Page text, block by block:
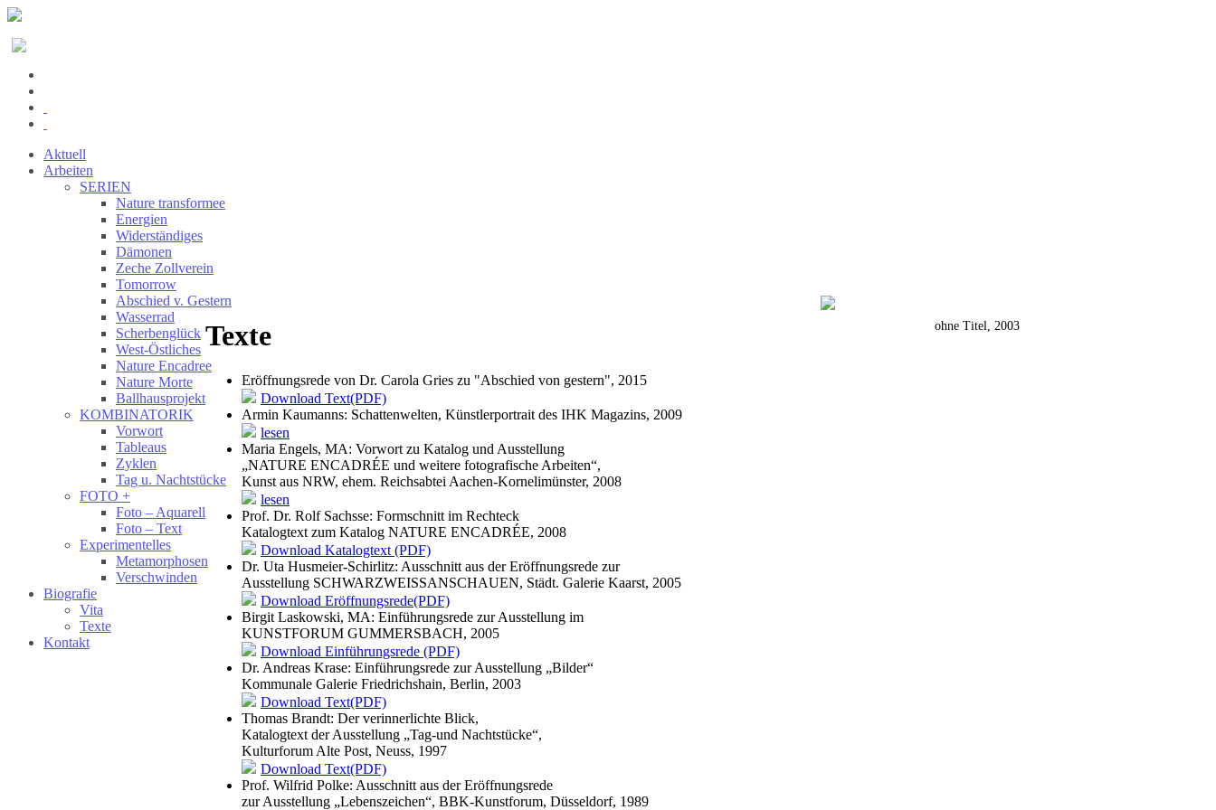
ohne Titel, 2003
Texte
Eröffnungsrede von Dr. Carola Gries zu "Abschied von gestern", 2015
Download Text(PDF)
Armin Kaumanns: Schattenwelten, Künstlerportrait des IHK Magazins, 2009
lesen
Maria Engels, MA: Vorwort zu Katalog und Ausstellung
„NATURE ENCADRÉE und weitere fotografische Arbeiten“,
Kunst aus NRW, ehem. Reichsabtei Aachen-Kornelimünster, 2008
lesen
Prof. Dr. Rolf Sachsse: Formschnitt im Rechteck
Katalogtext zum Katalog NATURE ENCADRÉE, 2008
Download Katalogtext (PDF)
Dr. Uta Husmeier-Schirlitz: Ausschnitt aus der Eröffnungsrede zur
Ausstellung SCHWARZWEISSANSCHAUEN, Städt. Galerie Kaarst, 2005
Download Eröffnungsrede(PDF)
Birgit Laskowski, MA: Einführungsrede zur Ausstellung im
KUNSTFORUM GUMMERSBACH, 2005
Download Einführungsrede (PDF)
Dr. Andreas Krase: Einführungsrede zur Ausstellung „Bilder“
Kommunale Galerie Friedrichshain, Berlin, 2003
Download Text(PDF)
Thomas Brandt: Der verinnerlichte Blick,
Katalogtext der Ausstellung „Tag-und Nachtstücke“,
Kulturforum Alte Post, Neuss, 1997
Download Text(PDF)
Prof. Wilfrid Polke: Ausschnitt aus der Eröffnungsrede
zur Ausstellung „Lebenszeichen“, BBK-Kunstforum, Düsseldorf, 1989
Aktuell
Arbeiten
SERIEN
Nature transformee
Energien
Widerständiges
Dämonen
Zeche Zollverein
Tomorrow
Abschied v. Gestern
Wasserrad
Scherbenglück
West-Östliches
Nature Encadree
Nature Morte
Ballhausprojekt
KOMBINATORIK
Vorwort
Tableaus
Zyklen
Tag u. Nachtstücke
FOTO +
Foto – Aquarell
Foto – Text
Experimentelles
Metamorphosen
Verschwinden
Biografie
Vita
Texte
Kontakt